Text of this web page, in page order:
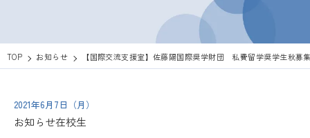
TOP お知らせ 【国際交流支援室】佐藤陽国際奨学財団 私費留学奨学生秋募
2021年6月7日（月）
お知らせ在校生